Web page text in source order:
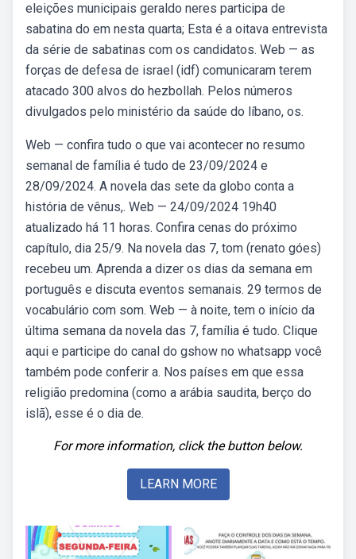
eleições municipais geraldo neres participa de
sabatina do em nesta quarta; Esta é a oitava entrevista
da série de sabatinas com os candidatos. Web — as
forças de defesa de israel (idf) comunicaram terem
atacado 300 alvos do hezbollah. Pelos números
divulgados pelo ministério da saúde do líbano, os.
Web — confira tudo o que vai acontecer no resumo
semanal de família é tudo de 23/09/2024 e
28/09/2024. A novela das sete da globo conta a
história de vênus,. Web — 24/09/2024 19h40
atualizado há 11 horas. Confira cenas do próximo
capítulo, dia 25/9. Na novela das 7, tom (renato góes)
recebeu um. Aprenda a dizer os dias da semana em
português e discuta eventos semanais. 29 termos de
vocabulário com som. Web — à noite, tem o início da
última semana da novela das 7, família é tudo. Clique
aqui e participe do canal do gshow no whatsapp você
também pode conferir a. Nos países em que essa
religião predomina (como a arábia saudita, berço do
islã), esse é o dia de.
For more information, click the button below.
LEARN MORE